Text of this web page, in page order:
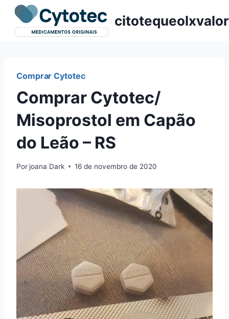
Pular
para
citotequeolxvalor
Comprar Cytotec
Comprar Cytotec/
Misoprostol em Capão
do Leão – RS
Por joana Dark 16 de novembro de 2020